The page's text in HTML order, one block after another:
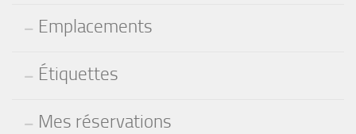
Emplacements
Étiquettes
Mes réservations